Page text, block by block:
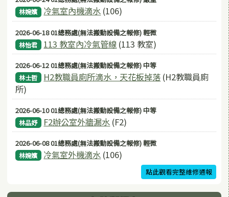
林婉嬪 冷氣室內機滴水 (106)
2026-06-18 01總務處(無法搬動設備之報修) 輕微
林怡君 113 教室內冷氣管線 (113 教室)
2026-06-12 01總務處(無法搬動設備之報修) 中等
林士哲 H2教職員廁所滴水，天花板掉落 (H2教職員廁
所)
2026-06-10 01總務處(無法搬動設備之報修) 中等
林品妤 F2辦公室外牆漏水 (F2)
2026-06-08 01總務處(無法搬動設備之報修) 輕微
林婉嬪 冷氣室外機滴水 (106)
點此觀看完整維修通報